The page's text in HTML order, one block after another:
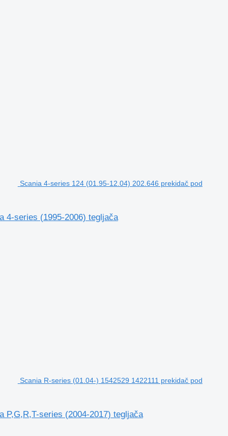
Scania 4-series 124 (01.95-12.04) 202.646 prekidač pod
4-series (1995-2006) tegljača
Scania R-series (01.04-) 1542529 1422111 prekidač pod
P,G,R,T-series (2004-2017) tegljača